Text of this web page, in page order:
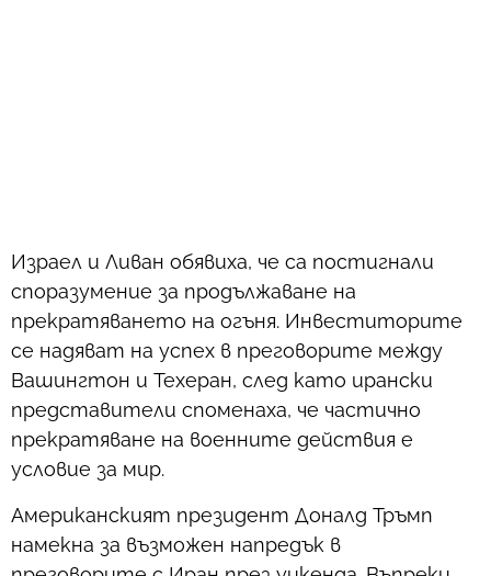
Израел и Ливан обявиха, че са постигнали
споразумение за продължаване на
прекратяването на огъня. Инвеститорите
се надяват на успех в преговорите между
Вашингтон и Техеран, след като ирански
представители споменаха, че частично
прекратяване на военните действия е
условие за мир.
Американският президент Доналд Тръмп
намекна за възможен напредък в